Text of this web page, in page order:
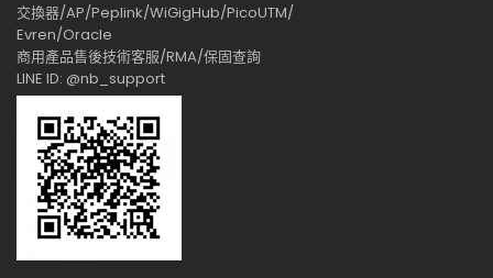
交換器/AP/Peplink/WiGigHub/PicoUTM/
Evren/Oracle
商用產品售後技術客服/RMA/保固查詢
LINE ID: @nb_support